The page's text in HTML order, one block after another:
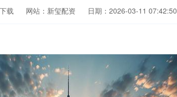
载 网站：新玺配资 日期：2026-03-11 07:42:50